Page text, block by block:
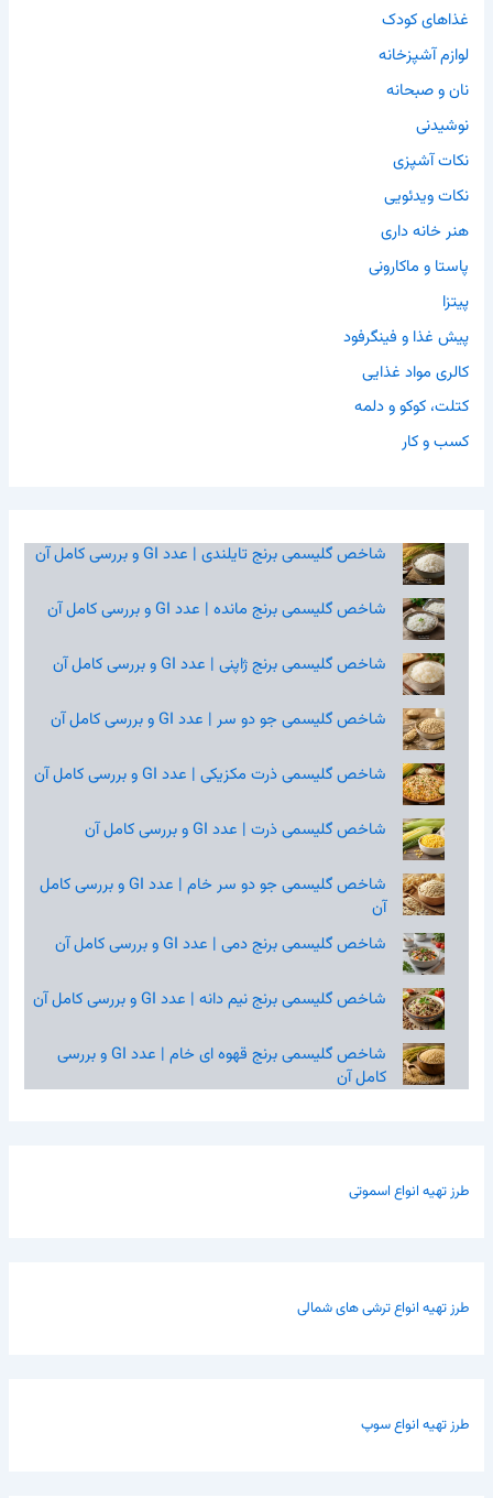
غذاهای کودک
لوازم آشپزخانه
نان و صبحانه
نوشیدنی
نکات آشپزی
نکات ویدئویی
هنر خانه داری
پاستا و ماکارونی
پیتزا
پیش غذا و فینگرفود
کالری مواد غذایی
کتلت، کوکو و دلمه
کسب و کار
شاخص گلیسمی برنج تایلندی | عدد GI و بررسی کامل آن
شاخص گلیسمی برنج مانده | عدد GI و بررسی کامل آن
شاخص گلیسمی برنج ژاپنی | عدد GI و بررسی کامل آن
شاخص گلیسمی جو دو سر | عدد GI و بررسی کامل آن
شاخص گلیسمی ذرت مکزیکی | عدد GI و بررسی کامل آن
شاخص گلیسمی ذرت | عدد GI و بررسی کامل آن
شاخص گلیسمی جو دو سر خام | عدد GI و بررسی کامل
آن
شاخص گلیسمی برنج دمی | عدد GI و بررسی کامل آن
شاخص گلیسمی برنج نیم‌ دانه | عدد GI و بررسی کامل آن
شاخص گلیسمی برنج قهوه‌ ای خام | عدد GI و بررسی
کامل آن
طرز تهیه انواع اسموتی
طرز تهیه انواع ترشی های شمالی
طرز تهیه انواع سوپ